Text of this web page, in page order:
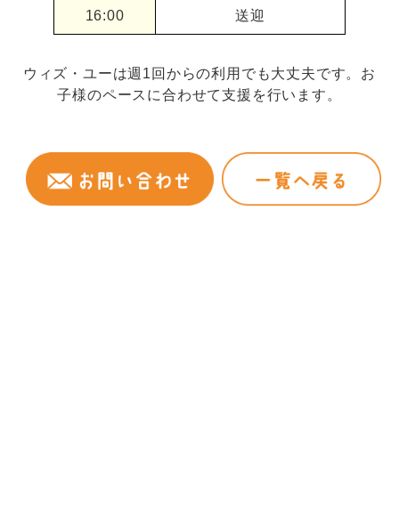
16:00 送迎
ウィズ・ユーは週1回からの利用でも大丈夫です。お
子様のペースに合わせて支援を行います。